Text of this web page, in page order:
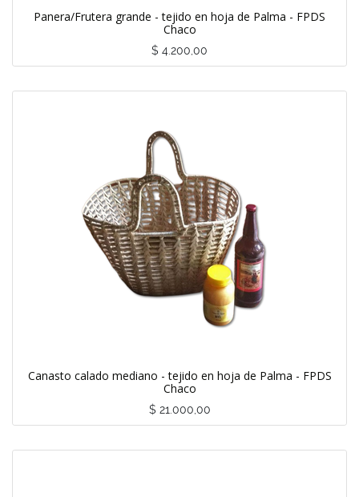
Panera/Frutera grande - tejido en hoja de Palma - FPDS
Chaco
$ 4.200,00
Canasto calado mediano - tejido en hoja de Palma - FPDS
Chaco
$ 21.000,00